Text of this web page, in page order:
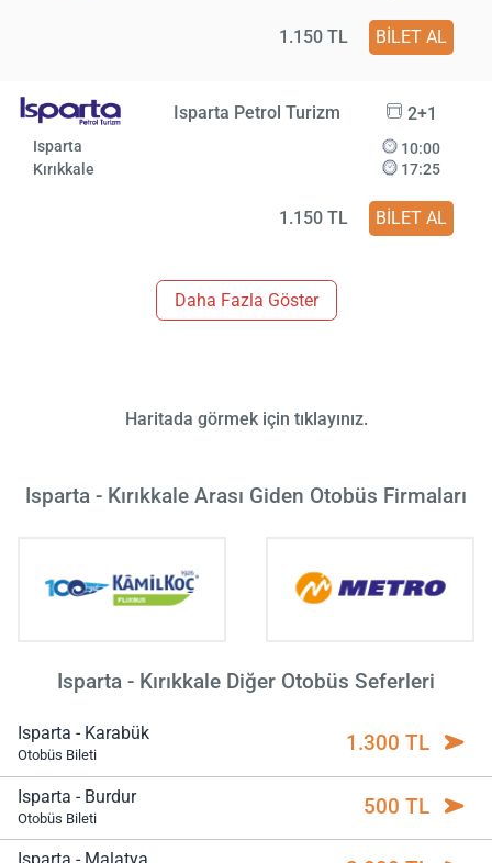
1.150 TL BİLET AL
Isparta Petrol Turizm 2+1
Isparta
Kırıkkale
10:00
17:25
1.150 TL BİLET AL
Daha Fazla Göster
Haritada görmek için tıklayınız.
Isparta - Kırıkkale Arası Giden Otobüs Firmaları
Isparta - Kırıkkale Diğer Otobüs Seferleri
Isparta - Karabük
Otobüs Bileti 1.300 TL
Isparta - Burdur
Otobüs Bileti 500 TL